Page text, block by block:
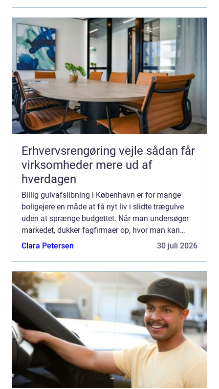
Erhvervsrengøring vejle sådan får
virksomheder mere ud af
hverdagen
Billig gulvafslibning i København er for mange
boligejere en måde at få nyt liv i slidte trægulve
uden at sprænge budgettet. Når man undersøger
markedet, dukker fagfirmaer op, hvor man kan
sammenligne prise...
Clara Petersen 30 juli 2026